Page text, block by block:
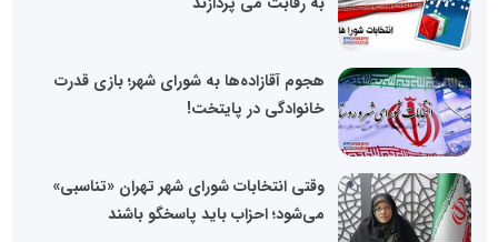
هجوم آقازاده‌ها به شورای شهر؛ بازی قدرت
خانوادگی در پایتخت!
وقتی انتخابات شورای شهر تهران «تناسبی»
می‌شود؛ احزاب باید پاسخگو باشند